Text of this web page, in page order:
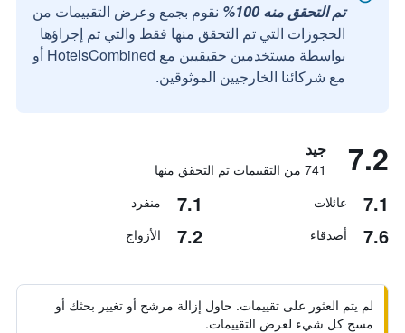
تم التحقق منه 100%
نقوم بجمع وعرض التقييمات من
الحجوزات التي تم التحقق منها فقط والتي تم إجراؤها
بواسطة مستخدمين حقيقيين مع HotelsCombined أو
مع شركائنا الخارجيين الموثوقين.
7.2 جيد
741 من التقييمات تم التحقق منها
7.1 عائلات 7.1 منفرد
7.6 أصدقاء 7.2 الأزواج
لم يتم العثور على تقييمات. حاول إزالة مرشح أو تغيير بحثك أو
مسح كل شيء لعرض التقييمات.